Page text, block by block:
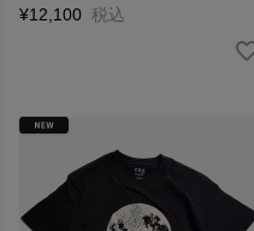
¥12,100 税込